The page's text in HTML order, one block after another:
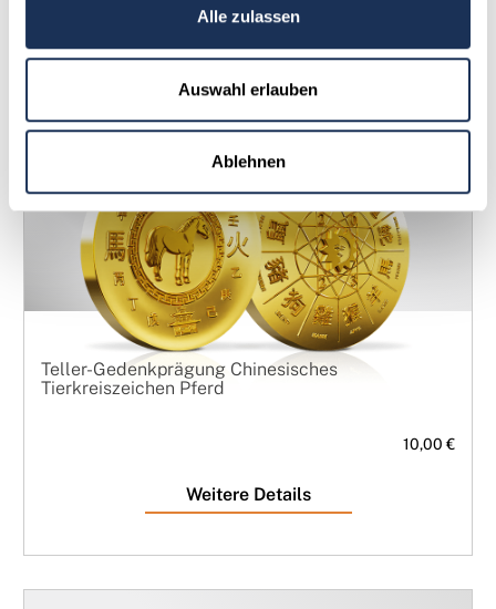
Alle zulassen
Auswahl erlauben
Ablehnen
Weitere Details
Kollektion
Teller-Gedenkprägung Chinesisches
Tierkreiszeichen Pferd
10,00 €
Weitere Details